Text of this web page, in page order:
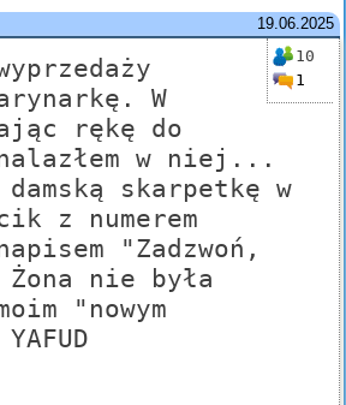
19.06.2025
10
1
W
rękę do
w niej...
skarpetkę w
z numerem
"Zadzwoń,
nie była
"nowym